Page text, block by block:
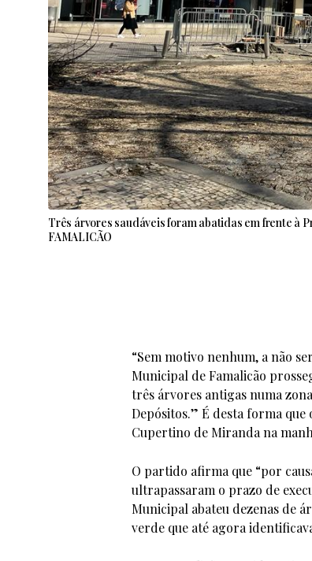
Três árvores saudáveis foram abatidas em frente à
FAMALICÃO
“Sem motivo nenhum, a não
Municipal de Famalicão
três árvores antigas numa
Depósitos.” É desta forma
Cupertino de Miranda na
O partido afirma que “por
ultrapassaram o prazo de
Municipal abateu dezenas de
verde que até agora